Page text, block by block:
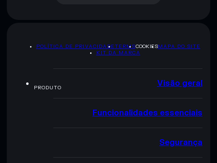
POLÍTICA DE PRIVACIDADETERMSCOOKIESMAPA DO SITE
KIT DA MARCA
PRODUTO Visão geral
Funcionalidades essenciais
Segurança